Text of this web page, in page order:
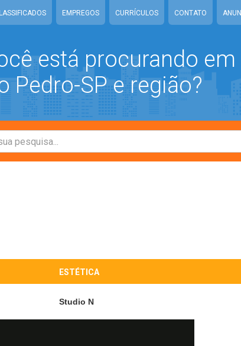
EMPREGOS CURRÍCULOS CONTATO
está procurando em
Pedro-SP e região?
ESTÉTICA
Studio N